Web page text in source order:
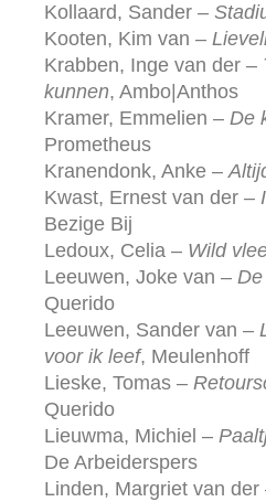
Kollaard, Sander –
Kooten, Kim van –
Krabben, Inge van der –
kunnen, Ambo|Anthos
Kramer, Emmelien – De
Prometheus
Kranendonk, Anke –
Kwast, Ernest van der –
Bezige Bij
Ledoux, Celia – Wild
Leeuwen, Joke van –
Querido
Leeuwen, Sander van –
voor ik leef, Meulenhoff
Lieske, Tomas –
Querido
Lieuwma, Michiel –
De Arbeiderspers
Linden, Margriet van der